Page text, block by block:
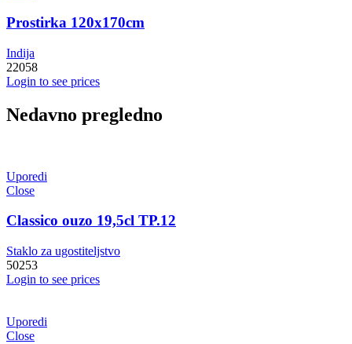
Prostirka 120x170cm
Indija
22058
Login to see prices
Nedavno pregledno
Uporedi
Close
Classico ouzo 19,5cl TP.12
Staklo za ugostiteljstvo
50253
Login to see prices
Uporedi
Close